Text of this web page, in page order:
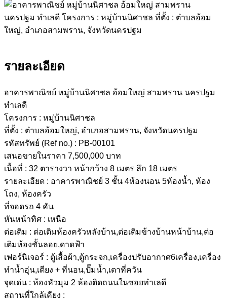
รายละเอียด
อาคารพาณิชย์ หมู่บ้านนิศาชล อ้อมใหญ่ สามพราน นครปฐม
ทำเลดี
โครงการ : หมู่บ้านนิศาชล
ที่ตั้ง : ตำบลอ้อมใหญ่, อำเภอสามพราน, จังหวัดนครปฐม
รหัสทรัพย์ (Ref no.) : PB-00101
เสนอขายในราคา 7,500,000 บาท
เนื้อที่ : 32 ตารางวา หน้ากว้าง 8 เมตร ลึก 18 เมตร
รายละเอียด : อาคารพาณิชย์ 3 ชั้น 4ห้องนอน 5ห้องน้ำ, ห้อง
โถง, ห้องครัว
ที่จอดรถ 4 คัน
หันหน้าทิศ : เหนือ
ต่อเติม : ต่อเติมห้องครัวหลังบ้าน,ต่อเติมข้างบ้านหน้าบ้าน,ต่อ
เติมห้องชั้นลอย,ดาดฟ้า
เฟอร์นิเจอร์ : ตู้เสื้อผ้า,ตู้กระจก,เครื่องปรับอากาศ6เครื่อง,เครื่อง
ทำน้ำอุ่น,เตียง + ที่นอน,ปั๊มน้ำ,เตาที่ควัน
จุดเด่น : ห้องหัวมุม 2 ห้องติดถนนในซอยทำเลดี
สถานที่ใกล้เคียง :